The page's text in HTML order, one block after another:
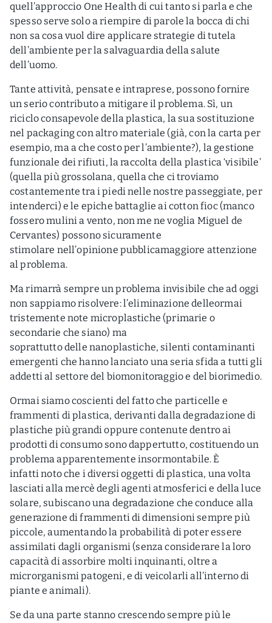
quell’approccio One Health di cui tanto si parla e che
spesso serve solo a riempire di parole la bocca di chi
non sa cosa vuol dire applicare strategie di tutela
dell’ambienteper la salvaguardia della salute
dell’uomo.
Tante attività, pensate e intraprese, possono fornire
un serio contributo a mitigare il problema. Sì, un
riciclo consapevole della plastica, la sua sostituzione
nel packaging con altro materiale (già, con la carta per
esempio, ma a che costo per l’ambiente?), la gestione
funzionale dei rifiuti, la raccolta della plastica ‘visibile’
(quella più grossolana, quella che ci troviamo
costantemente tra i piedi nelle nostre passeggiate, per
intenderci) e le epiche battaglie ai cotton fioc (manco
fossero mulini a vento, non me ne voglia Miguel de
Cervantes) possono sicuramente
stimolare nell’opinione pubblicamaggiore attenzione
al problema.
Ma rimarrà sempre un problema invisibile che ad oggi
non sappiamo risolvere: l’eliminazione delleormai
tristemente note microplastiche (primarie o
secondarie che siano) ma
soprattutto delle nanoplastiche, silenti contaminanti
emergenti che hanno lanciato una seria sfida a tutti gli
addetti al settore del biomonitoraggio e del biorimedio.
Ormai siamo coscienti del fatto che particelle e
frammenti di plastica, derivanti dalla degradazione di
plastiche più grandi oppure contenute dentro ai
prodotti di consumo sono dappertutto, costituendo un
problema apparentemente insormontabile. È
infatti noto che i diversi oggetti di plastica, una volta
lasciati alla mercè degli agenti atmosferici e della luce
solare, subiscano una degradazione che conduce alla
generazione di frammenti di dimensioni sempre più
piccole, aumentando la probabilità di poter essere
assimilati dagli organismi (senza considerare la loro
capacità di assorbire molti inquinanti, oltre a
microrganismi patogeni, e di veicolarli all’interno di
piante e animali).
Se da una parte stanno crescendo sempre più le